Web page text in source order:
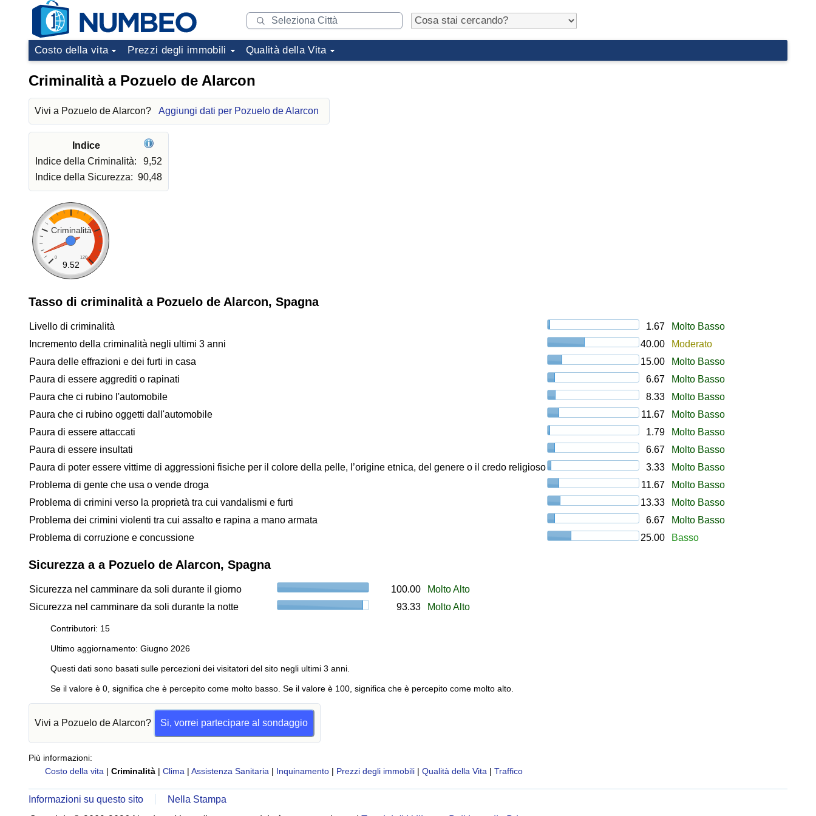
Costo della vita Prezzi degli immobili Qualità della Vita
Criminalità a Pozuelo de Alarcon
Vivi a Pozuelo de Alarcon? Aggiungi dati per Pozuelo de Alarcon
Indice
Indice della Criminalità:
9,52
Indice della Sicurezza: 90,48
Criminalità
0 120
9.52
Tasso di criminalità a Pozuelo de Alarcon, Spagna
Livello di criminalità 1.67
Molto Basso
Incremento della criminalità negli ultimi 3 anni
40.00
Moderato
Paura delle effrazioni e dei furti in casa
15.00
Molto Basso
Paura di essere aggrediti o rapinati
6.67
Molto Basso
Paura che ci rubino l'automobile
8.33
Molto Basso
Paura che ci rubino oggetti dall'automobile
11.67
Molto Basso
Paura di essere attaccati
1.79
Molto Basso
Paura di essere insultati
6.67
Molto Basso
Paura di poter essere vittime di aggressioni fisiche per il colore della pelle, l’origine etnica, del genere o il credo religioso
3.33
Molto Basso
Problema di gente che usa o vende droga
11.67
Molto Basso
Problema di crimini verso la proprietà tra cui vandalismi e furti
13.33
Molto Basso
Problema dei crimini violenti tra cui assalto e rapina a mano armata
6.67
Molto Basso
Problema di corruzione e concussione
25.00 Basso
Sicurezza a a Pozuelo de Alarcon, Spagna
Sicurezza nel camminare da soli durante il giorno 100.00
Molto Alto
Sicurezza nel camminare da soli durante la notte
93.33 Molto Alto
Contributori: 15
Ultimo aggiornamento: Giugno 2026
Questi dati sono basati sulle percezioni dei visitatori del sito negli ultimi 3 anni.
Se il valore è 0, significa che è percepito come molto basso. Se il valore è 100, significa che è percepito come molto alto.
Vivi a Pozuelo de Alarcon? Si, vorrei partecipare al sondaggio
Più informazioni:
Costo della vita | Criminalità | Clima | Assistenza Sanitaria | Inquinamento | Prezzi degli immobili | Qualità della Vita | Traffico
Informazioni su questo sito
Nella Stampa